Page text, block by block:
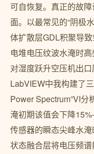
可自恢复。真正的故
面。以最常见的“阴极
体扩散层GDL积聚导
电堆电压纹波水淹时
对湿度跃升空压机出
LabVIEW中我构建了
Power Spectrum”VI
淹初期该值会下降
传感器的瞬态尖峰水
状态融合层将电压频